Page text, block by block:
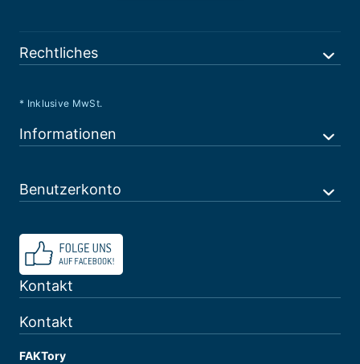
Rechtliches
* Inklusive MwSt.
Informationen
Benutzerkonto
Kontakt
Kontakt
FAKTory